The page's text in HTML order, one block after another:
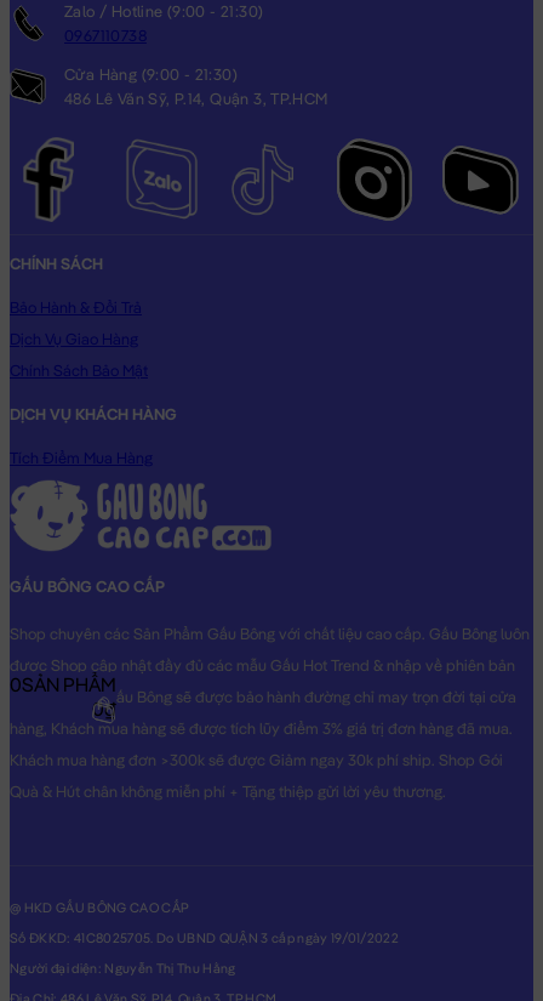
Zalo / Hotline (9:00 - 21:30)
0967110738
Cửa Hàng (9:00 - 21:30)
486 Lê Văn Sỹ, P.14, Quận 3, TP.HCM
CHÍNH SÁCH
Bảo Hành & Đổi Trả
Dịch Vụ Giao Hàng
Chính Sách Bảo Mật
DỊCH VỤ KHÁCH HÀNG
Tích Điểm Mua Hàng
GẤU BÔNG CAO CẤP
Shop chuyên các Sản Phẩm Gấu Bông với chất liệu cao cấp. Gấu Bông luôn
được Shop cập nhật đầy đủ các mẫu Gấu Hot Trend & nhập về phiên bản
Original nhất. Gấu Bông sẽ được bảo hành đường chỉ may trọn đời tại cửa
hàng, Khách mua hàng sẽ được tích lũy điểm 3% giá trị đơn hàng đã mua.
Khách mua hàng đơn >300k sẽ được Giảm ngay 30k phí ship. Shop Gói
Quà & Hút chân không miễn phí + Tặng thiệp gửi lời yêu thương.
@ HKD GẤU BÔNG CAO CẤP
Số ĐKKD: 41C8025705. Do UBND QUẬN 3 cấp ngày 19/01/2022
Người đại diện: Nguyễn Thị Thu Hằng
0SẢN PHẨM
0₫